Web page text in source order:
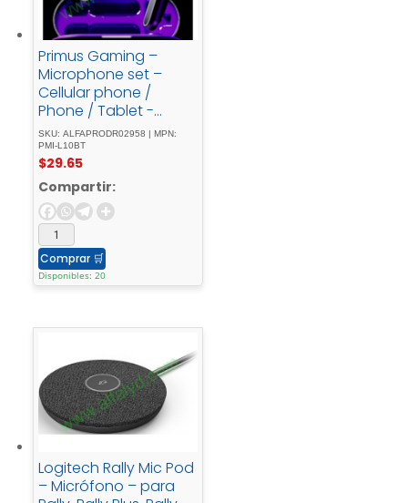
Primus Gaming –
Microphone set –
Cellular phone /
Phone / Tablet -
Wireless
SKU: ALFAPRODR02958 | MPN:
PMI-L10BT
$29.65
Compartir:
Comprar 🛒
Disponibles: 20
Logitech Rally Mic Pod
– Micrófono – para